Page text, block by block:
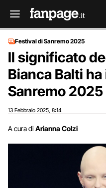
Festival di Sanremo 2025
Il significato
Bianca Balti
Sanremo 2025
13 Febbraio 2025 8:14
A cura di Arianna Colzi